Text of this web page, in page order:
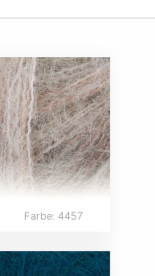
Farbe: 4457